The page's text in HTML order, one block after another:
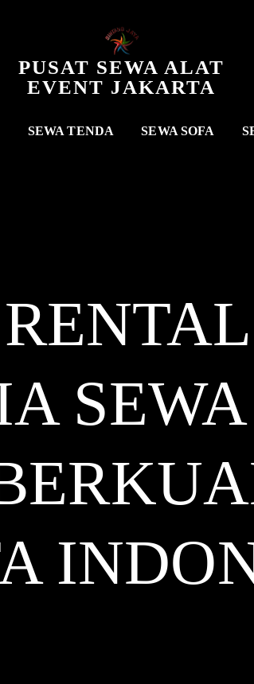
PUSAT SEWA ALAT
EVENT JAKARTA
SEWA TENDA SEWA SOFA